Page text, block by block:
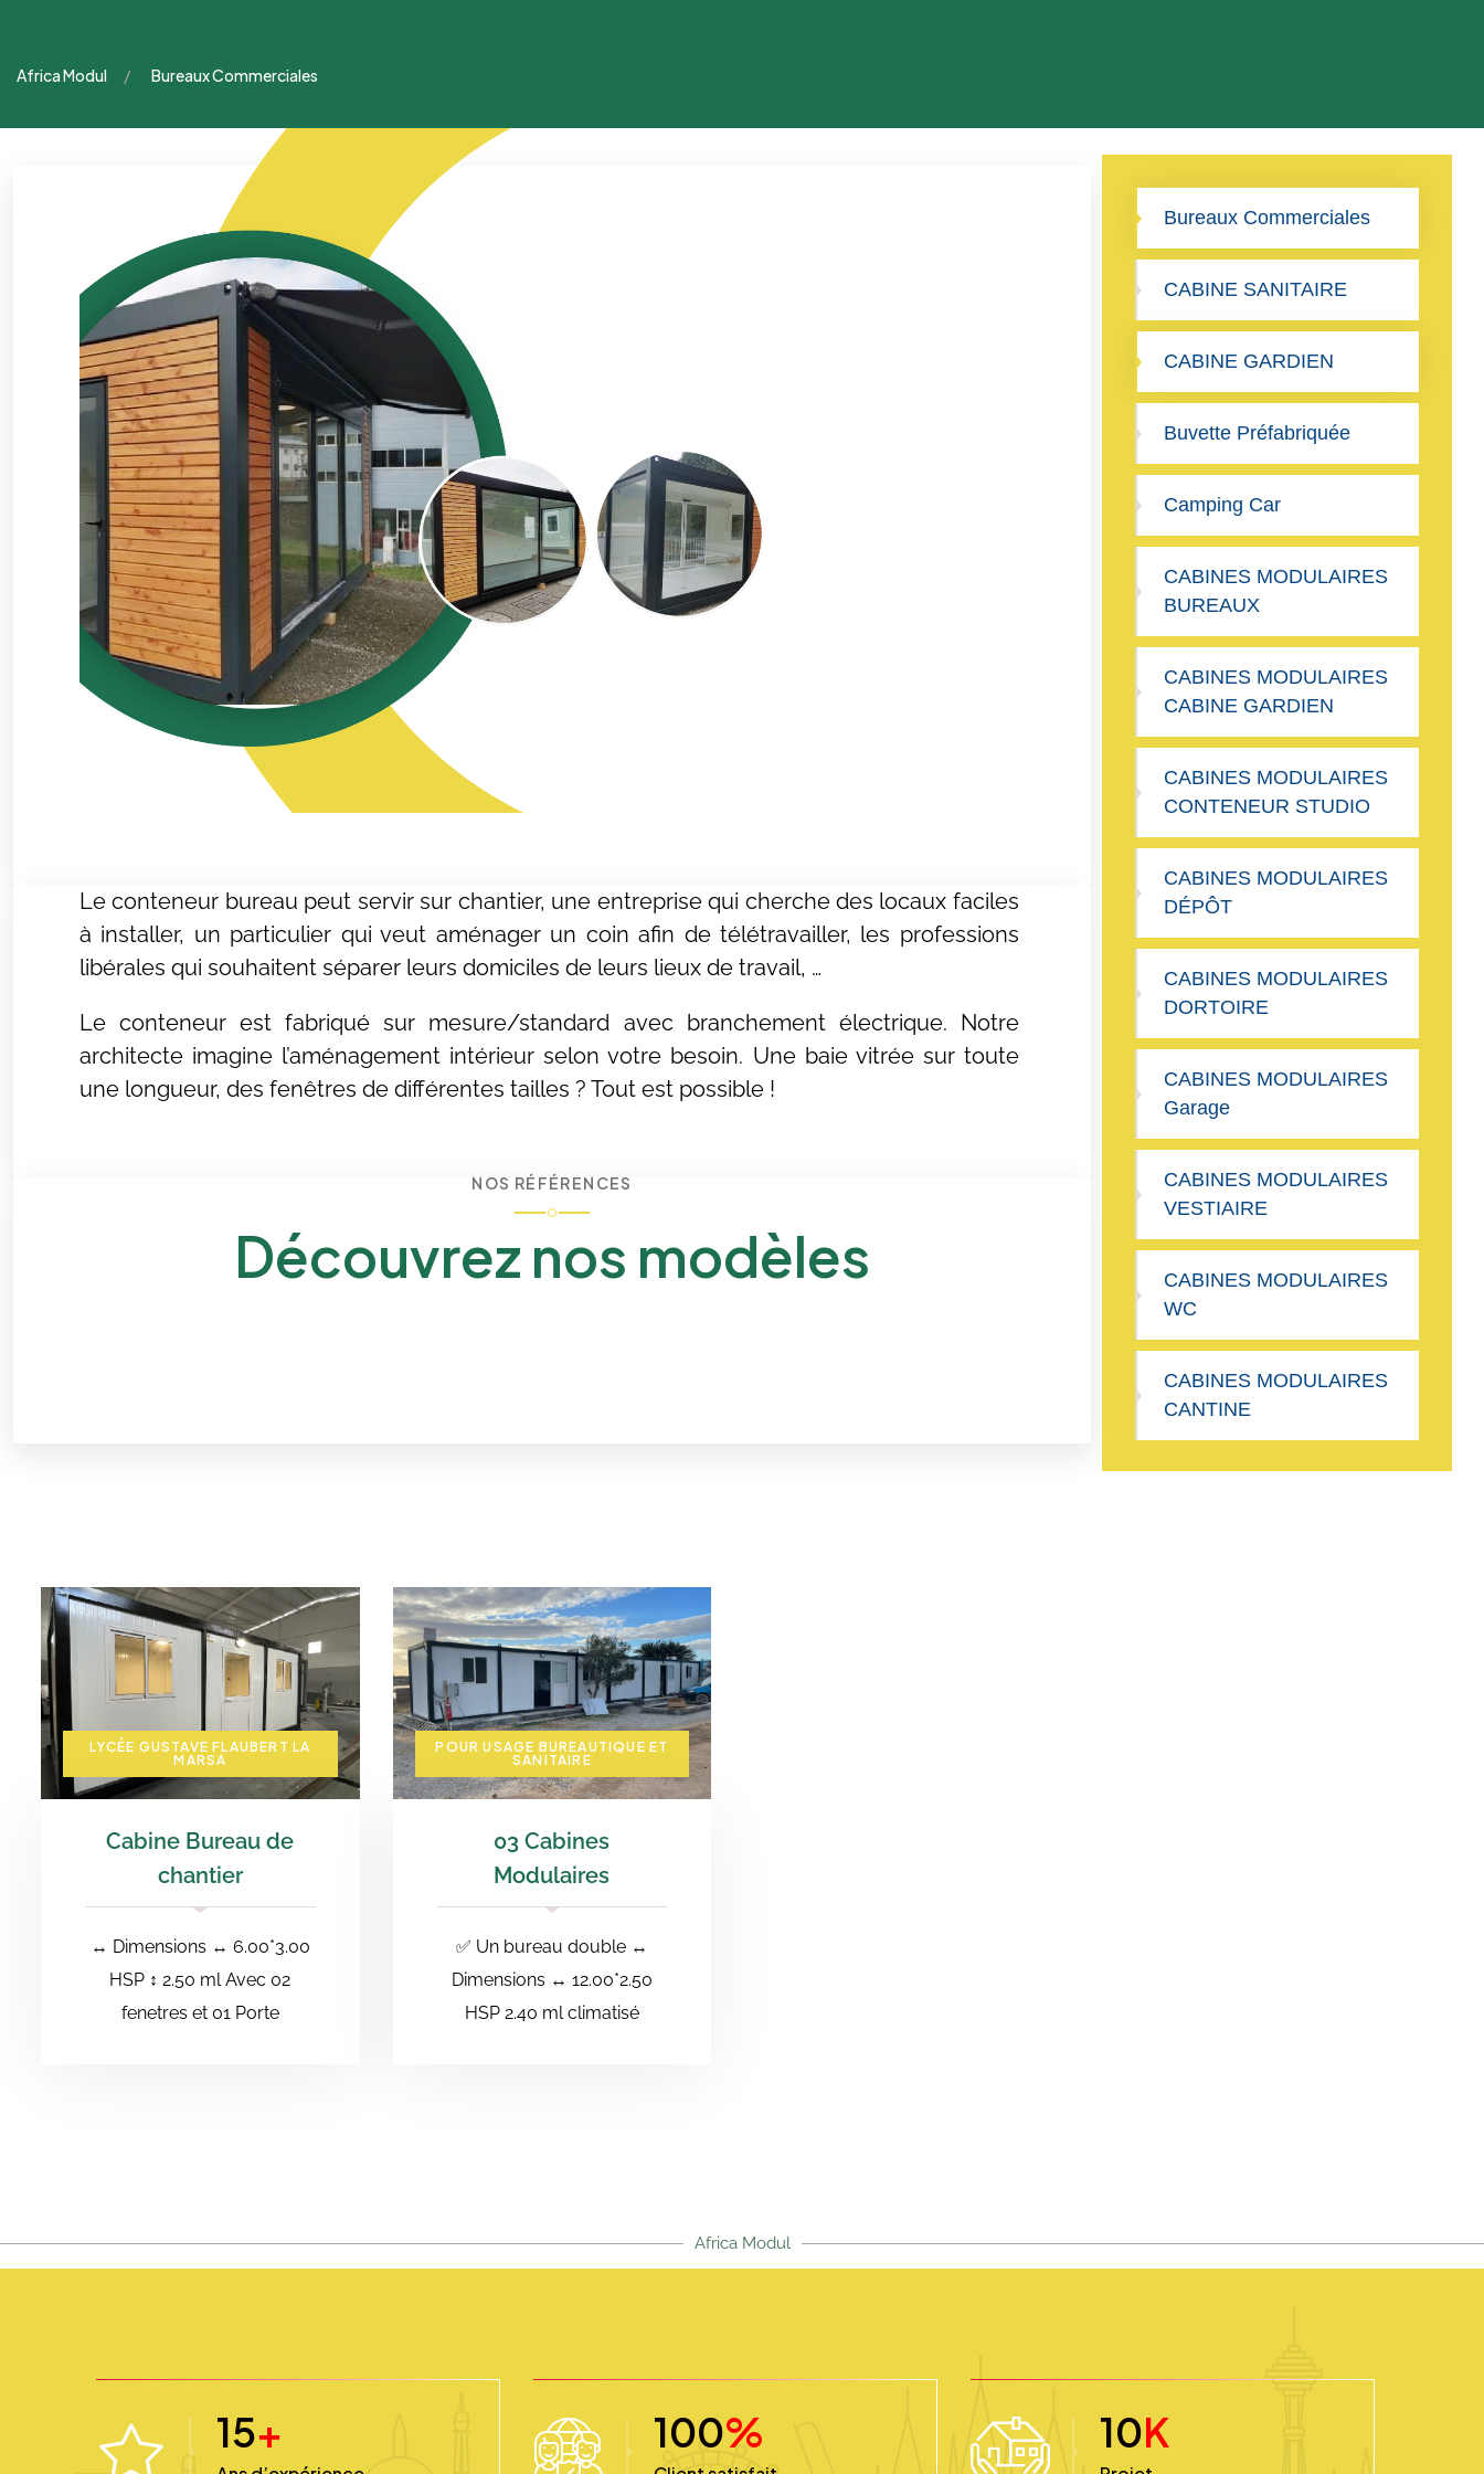
Africa Modul Bureaux Commerciales
Le conteneur bureau peut servir sur chantier, une entreprise qui cherche des locaux faciles
à installer, un particulier qui veut aménager un coin afin de télétravailler, les professions
libérales qui souhaitent séparer leurs domiciles de leurs lieux de travail, …
Le conteneur est fabriqué sur mesure/standard avec branchement électrique. Notre
architecte imagine l’aménagement intérieur selon votre besoin. Une baie vitrée sur toute
une longueur, des fenêtres de différentes tailles ? Tout est possible !
NOS RÉFÉRENCES
Découvrez nos modèles
LYCÉE GUSTAVE FLAUBERT LA
MARSA
Cabine Bureau de
chantier
↔️ Dimensions ↔️ 6.00*3.00
HSP ↕️ 2.50 ml Avec 02
fenetres et 01 Porte
POUR USAGE BUREAUTIQUE ET
SANITAIRE
03 Cabines
Modulaires
✅ ⁠Un bureau double ↔️
Dimensions ↔️ 12.00*2.50
HSP 2.40 ml climatisé
Bureaux Commerciales
CABINE SANITAIRE
CABINE GARDIEN
Buvette Préfabriquée
Camping Car
CABINES MODULAIRES
BUREAUX
CABINES MODULAIRES
CABINE GARDIEN
CABINES MODULAIRES
CONTENEUR STUDIO
CABINES MODULAIRES
DÉPÔT
CABINES MODULAIRES
DORTOIRE
CABINES MODULAIRES
Garage
CABINES MODULAIRES
VESTIAIRE
CABINES MODULAIRES
WC
CABINES MODULAIRES
CANTINE
Africa Modul
15+ 100% 10K